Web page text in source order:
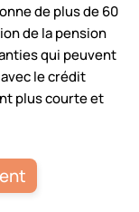
de plus de 60
de la pension
qui peuvent
le crédit
plus courte et